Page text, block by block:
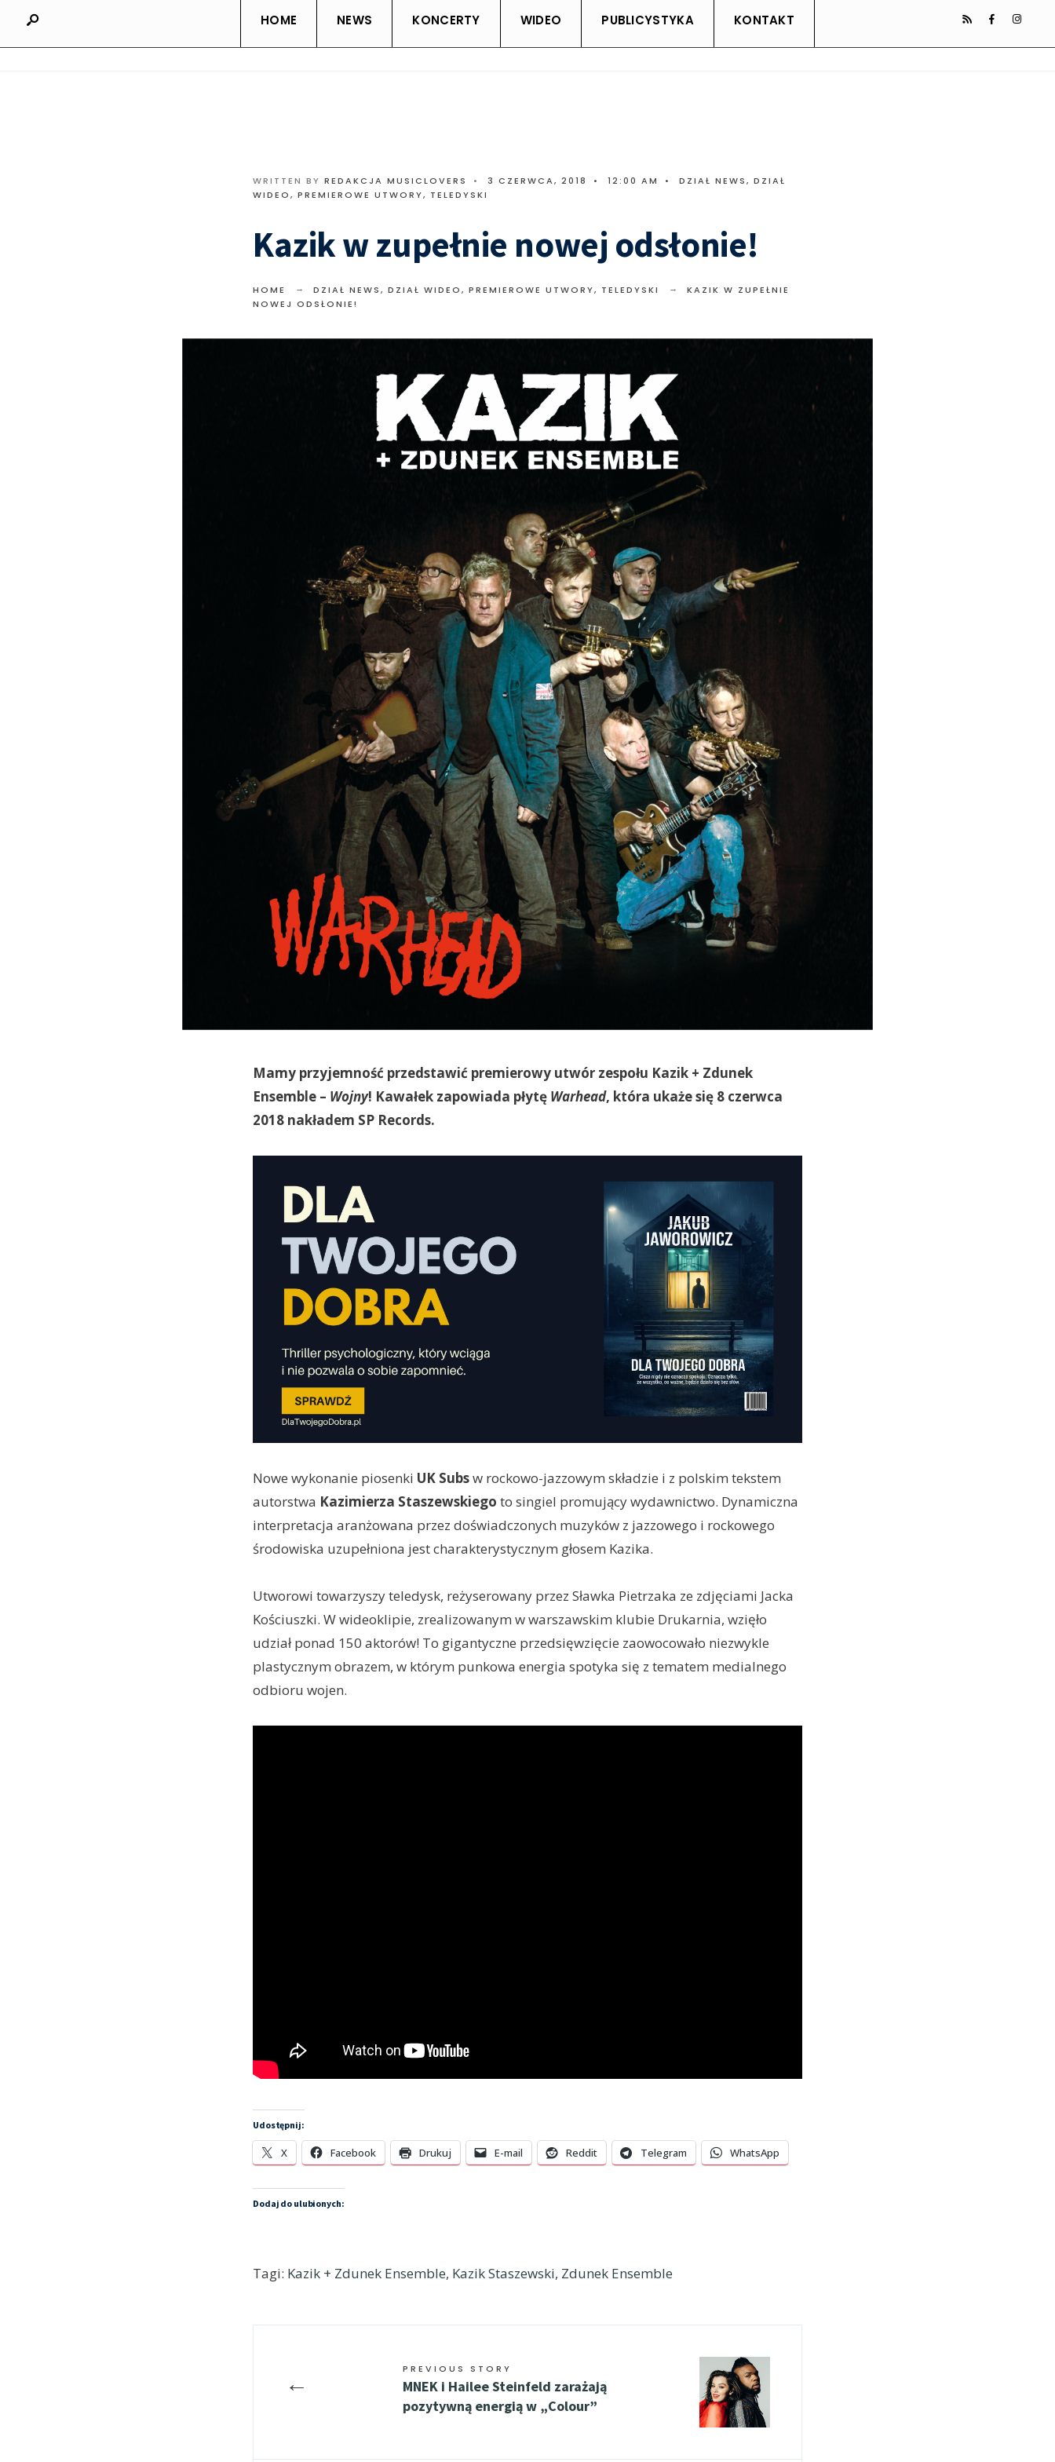
HOME NEWS KONCERTY WIDEO PUBLICYSTYKA KONTAKT
WRITTEN BY REDAKCJA MUSICLOVERS • 3 CZERWCA, 2018 • 12:00 AM • DZIAŁ NEWS, DZIAŁ
WIDEO, PREMIEROWE UTWORY, TELEDYSKI
Kazik w zupełnie nowej odsłonie!
HOME DZIAŁ NEWS, DZIAŁ WIDEO, PREMIEROWE UTWORY, TELEDYSKI
KAZIK W ZUPEŁNIE
NOWEJ ODSŁONIE!
Mamy przyjemność przedstawić premierowy utwór zespołu Kazik + Zdunek
Ensemble – Wojny! Kawałek zapowiada płytę Warhead, która ukaże się 8 czerwca
2018 nakładem SP Records.
Nowe wykonanie piosenki UK Subsw rockowo-jazzowym składzie i z polskim tekstem
autorstwa Kazimierza Staszewskiego to singiel promujący wydawnictwo. Dynamiczna
interpretacja aranżowana przez doświadczonych muzyków z jazzowego i rockowego
środowiska uzupełniona jest charakterystycznym głosem Kazika.
Utworowi towarzyszy teledysk, reżyserowany przez Sławka Pietrzaka ze zdjęciami Jacka
Kościuszki. W wideoklipie, zrealizowanym w warszawskim klubie Drukarnia, wzięło
udział ponad 150 aktorów! To gigantyczne przedsięwzięcie zaowocowało niezwykle
plastycznym obrazem, w którym punkowa energia spotyka się z tematem medialnego
odbioru wojen.
Udostępnij:
X Facebook Drukuj E-mail Reddit Telegram WhatsApp
Dodaj do ulubionych:
Tagi: Kazik + Zdunek Ensemble, Kazik Staszewski, Zdunek Ensemble
← PREVIOUS STORY
MNEK i Hailee Steinfeld zarażają
pozytywną energią w „Colour”